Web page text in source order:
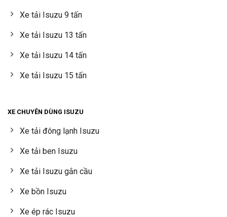
Xe tải Isuzu 9 tấn
Xe tải Isuzu 13 tấn
Xe tải Isuzu 14 tấn
Xe tải Isuzu 15 tấn
XE CHUYÊN DÙNG ISUZU
Xe tải đông lạnh Isuzu
Xe tải ben Isuzu
Xe tải Isuzu gắn cầu
Xe bồn Isuzu
Xe ép rác Isuzu